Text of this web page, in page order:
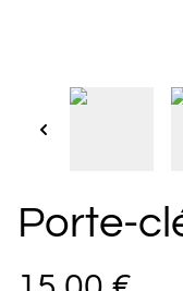
Porte-